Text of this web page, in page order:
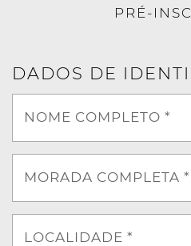
PRÉ-
DADOS DE
NOME COMPLETO *
MORADA COMPLETA *
LOCALIDADE *